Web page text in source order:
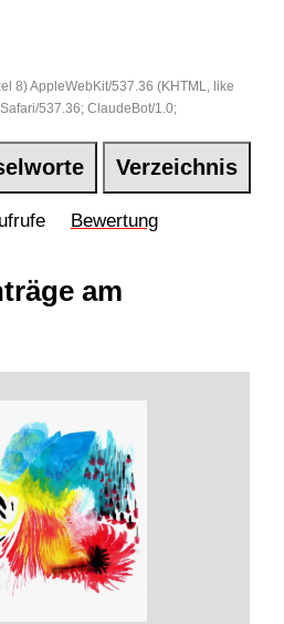
8) AppleWebKit/537.36 (KHTML, like
537.36; ClaudeBot/1.0;
Verzeichnis
Bewertung
am